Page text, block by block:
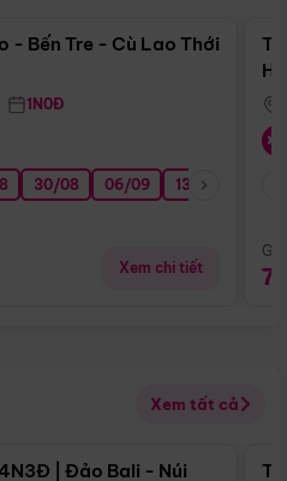
- Bến Tre - Cù Lao Thới
1N0Đ
30/08 06/09 13/09
Xem chi tiết
Xem tất cả
Điểm nổi bật
| Đảo Bali - Núi